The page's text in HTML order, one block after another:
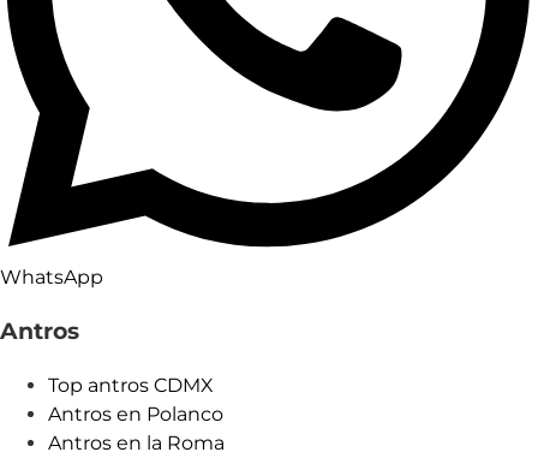
WhatsApp
Antros
Top antros CDMX
Antros en Polanco
Antros en la Roma